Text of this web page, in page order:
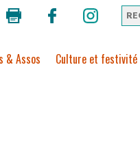
& Assos Culture et festivité